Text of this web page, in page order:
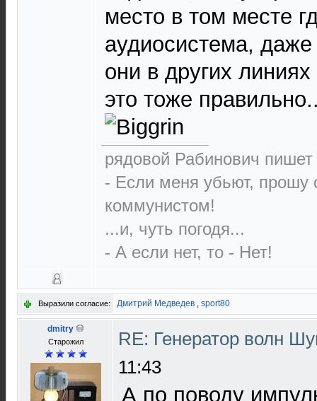
место в том месте
аудиосистема,
они в других
это тоже
рядовой Рабинович
- Если меня убьют, прошу
коммунистом!
...и, чуть погодя...
- А если нет, то - Нет!
Выразили согласие: Дмитрий Медведев , sport80
dmitry
Старожил
RE: Генератор волн
11:43
А по поводу